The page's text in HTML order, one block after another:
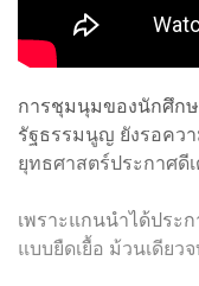
การชุมนุมของนักศึก
รัฐธรรมนูญ ยังรอควา
ยุทธศาสตร์ประกาศดี
เพราะแกนนำได้ประ
แบบยืดเยื้อ ม้วนเดียว